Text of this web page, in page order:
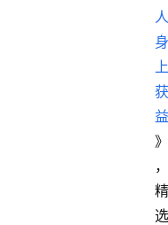
人
身
上
获
益
》
，
精
选